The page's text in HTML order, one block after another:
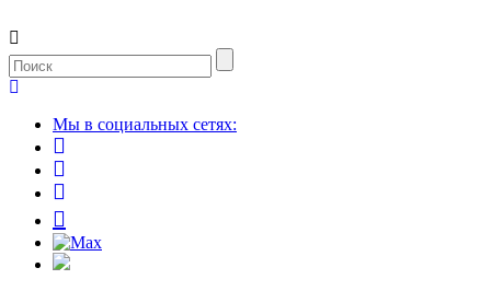
Мы в социальных сетях: